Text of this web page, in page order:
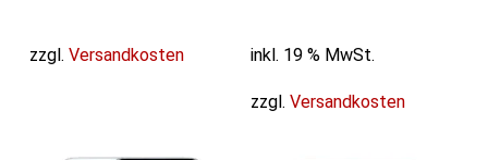
zzgl.Versandkosten inkl. 19 % MwSt.
zzgl.Versandkosten